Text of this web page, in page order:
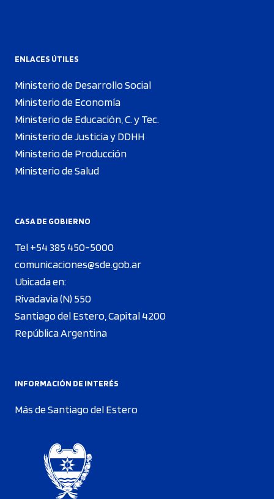
ENLACES ÚTILES
Ministerio de Desarrollo Social
Ministerio de Economía
Ministerio de Educación, C. y Tec.
Ministerio de Justicia y DDHH
Ministerio de Producción
Ministerio de Salud
CASA DE GOBIERNO
Tel +54 385 450-5000
comunicaciones@sde.gob.ar
Ubicada en:
Rivadavia (N) 550
Santiago del Estero, Capital 4200
República Argentina
INFORMACIÓN DE INTERÉS
Más de Santiago del Estero